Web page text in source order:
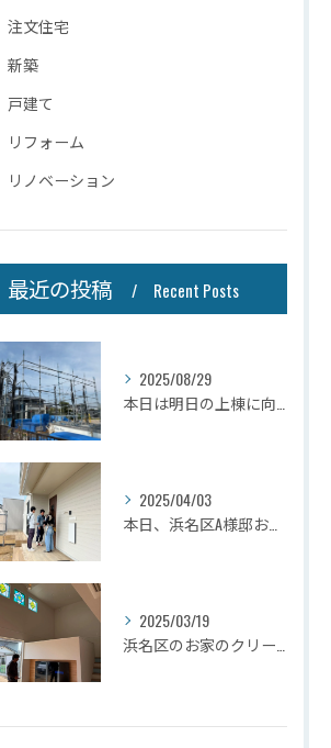
注文住宅
新築
戸建て
リフォーム
リノベーション
最近の投稿 Recent Posts
2025/08/29
2025/04/03
2025/03/19